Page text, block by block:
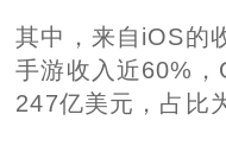
其中，来自iOS的
手游收入近60%
247亿美元，占比